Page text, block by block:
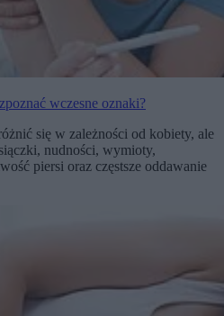
wczesne oznaki?
się w zależności od kobiety, ale
nudności, wymioty,
piersi oraz częstsze oddawanie